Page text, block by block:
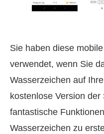
Sie haben diese
verwendet, wenn Sie
Wasserzeichen auf
kostenlose Version
fantastische
Wasserzeichen zu